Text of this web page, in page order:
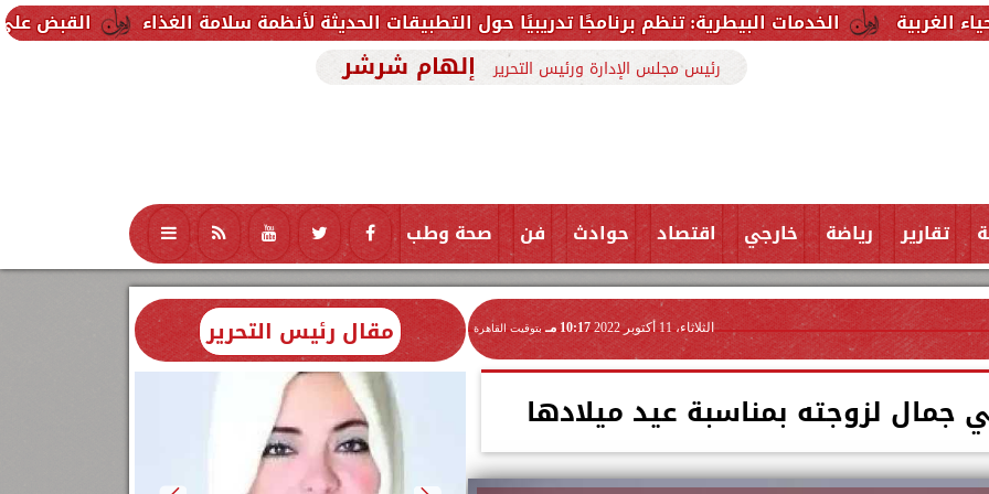
القبض على صاحب شركة الخدمات البيطرية: تنظم برنامجًا تدريبيًا حول التطبيقات الحديثة لأنظمة سلامة الغذاء
رئيس مجلس الإدارة ورئيس التحرير إلهام شرشر
تقارير رياضة خارجي اقتصاد حوادث فن صحة وطب تكنولوجيا منوعات محافظات
الثلاثاء، 11 أكتوبر 2022 10:17 مـ بتوقيت القاهرة
جمال لزوجته بمناسبة عيد ميلادها
مقال رئيس التحرير